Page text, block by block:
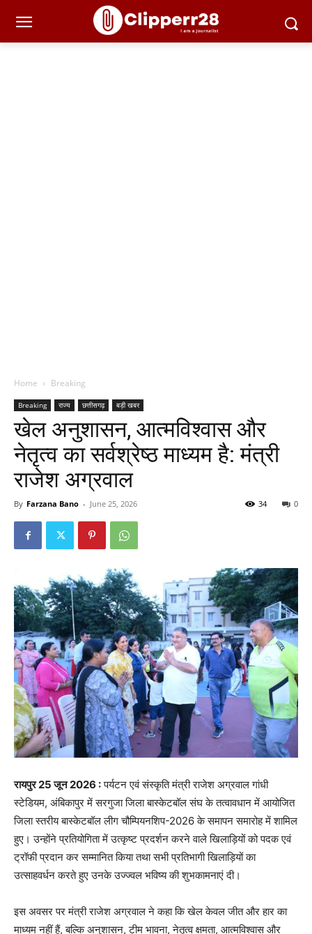
Home Breaking
Breaking राज्य छत्तीसगढ़ बड़ी खबर
खेल अनुशासन, आत्मविश्वास और
नेतृत्व का सर्वश्रेष्ठ माध्यम है: मंत्री
राजेश अग्रवाल
By Farzana Bano - June 25, 2026 0
34
रायपुर 25 जून 2026 :पर्यटन एवं संस्कृति मंत्री राजेश अग्रवाल गांधी
स्टेडियम, अंबिकापुर में सरगुजा जिला बास्केटबॉल संघ के तत्वावधान में आयोजित
जिला स्तरीय बास्केटबॉल लीग चौम्पियनशिप-2026 के समापन समारोह में शामिल
हुए। उन्होंने प्रतियोगिता में उत्कृष्ट प्रदर्शन करने वाले खिलाड़ियों को पदक एवं
ट्रॉफी प्रदान कर सम्मानित किया तथा सभी प्रतिभागी खिलाड़ियों का
उत्साहवर्धन करते हुए उनके उज्ज्वल भविष्य की शुभकामनाएं दी।
इस अवसर पर मंत्री राजेश अग्रवाल ने कहा कि खेल केवल जीत और हार का
माध्यम नहीं हैं, बल्कि अनुशासन, टीम भावना, नेतृत्व क्षमता, आत्मविश्वास और